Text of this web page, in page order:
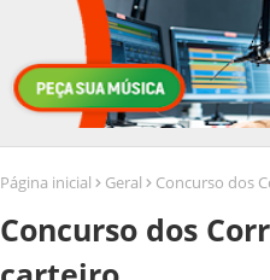
Página inicial Geral Concurso dos
Concurso dos